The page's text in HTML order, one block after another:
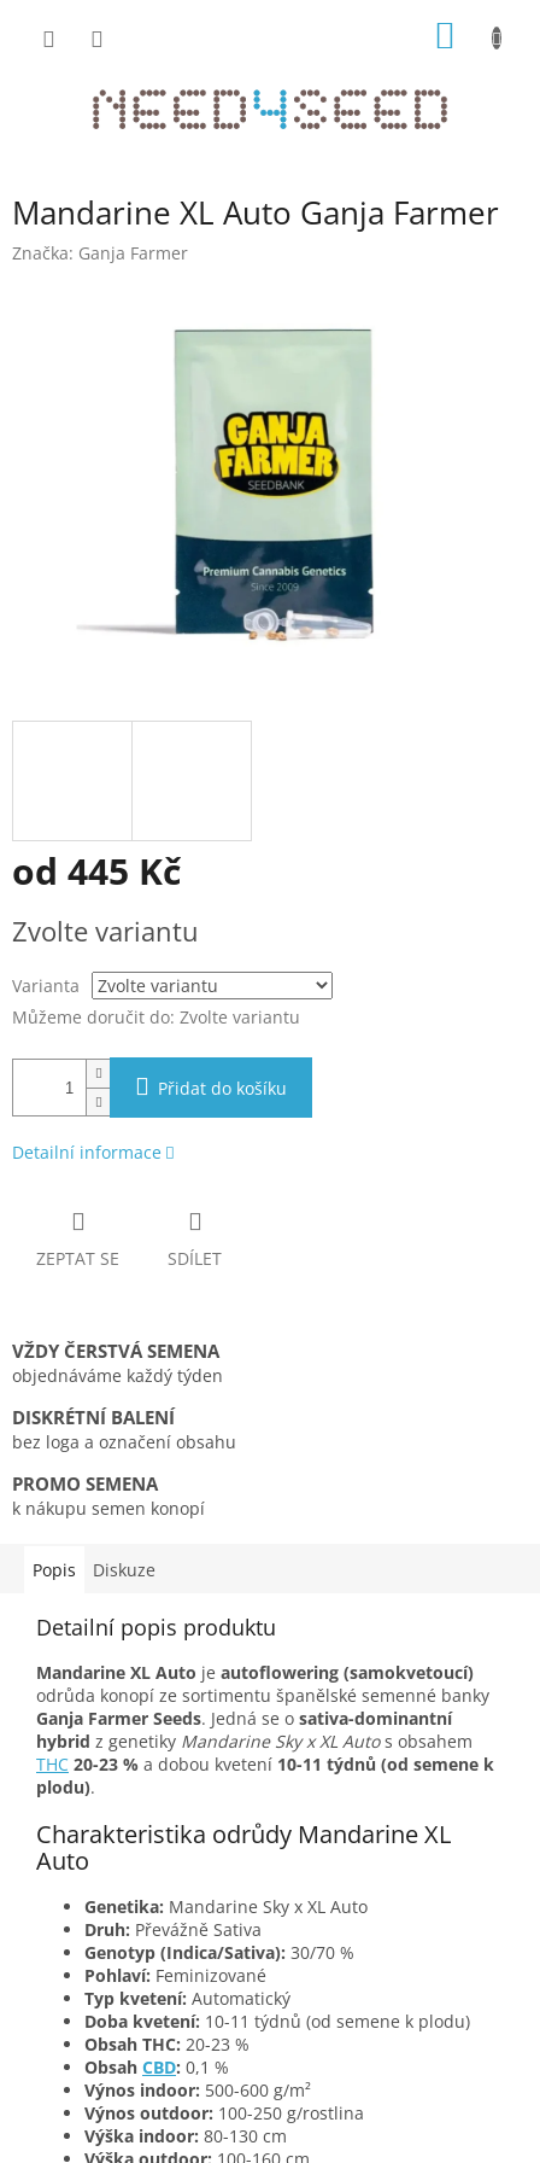
Mandarine XL Auto Ganja Farmer
Značka: Ganja Farmer
od 445 Kč
cena:
Zvolte variantu
Varianta
Můžeme doručit do: Zvolte variantu
Přidat do košíku
Detailní informace
ZEPTAT SE SDÍLET
VŽDY ČERSTVÁ SEMENA
objednáváme každý týden
DISKRÉTNÍ BALENÍ
bez loga a označení obsahu
PROMO SEMENA
k nákupu semen konopí
Popis Diskuze
Detailní popis produktu
Mandarine XL Auto je autoflowering (samokvetoucí)
odrůda konopí ze sortimentu španělské semenné banky
Ganja Farmer Seeds. Jedná se o sativa-dominantní
hybrid z genetiky Mandarine Sky x XL Autos obsahem
THC 20-23 % a dobou kvetení 10-11 týdnů (od semene k
plodu).
Charakteristika odrůdy Mandarine XL
Auto
Genetika: Mandarine Sky x XL Auto
Druh: Převážně Sativa
Genotyp (Indica/Sativa): 30/70 %
Pohlaví: Feminizované
Typ kvetení: Automatický
Doba kvetení: 10-11 týdnů (od semene k plodu)
Obsah THC: 20-23 %
Obsah CBD: 0,1 %
Výnos indoor: 500-600 g/m²
Výnos outdoor: 100-250 g/rostlina
Výška indoor: 80-130 cm